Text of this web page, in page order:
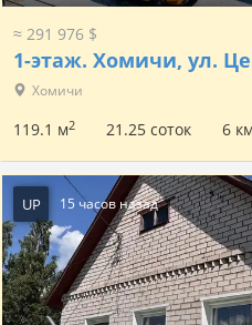
≈ 291 976 $
1-этаж. Хомичи, ул.
Хомичи
119.1 м2 21.25 соток 6
UP 15 часов назад